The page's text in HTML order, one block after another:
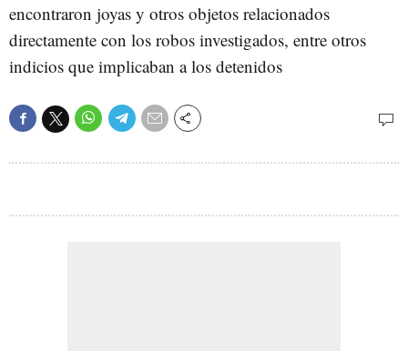
encontraron joyas y otros objetos relacionados
directamente con los robos investigados, entre otros
indicios que implicaban a los detenidos